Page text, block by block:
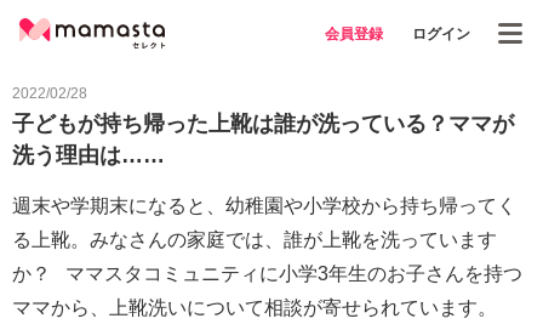
会員登録 ログイン
2022/02/28
子どもが持ち帰った上靴は誰が洗っている？ママが
洗う理由は……
週末や学期末になると、幼稚園や小学校から持ち帰ってく
る上靴。みなさんの家庭では、誰が上靴を洗っています
か？ ママスタコミュニティに小学3年生のお子さんを持つ
ママから、上靴洗いについて相談が寄せられています。